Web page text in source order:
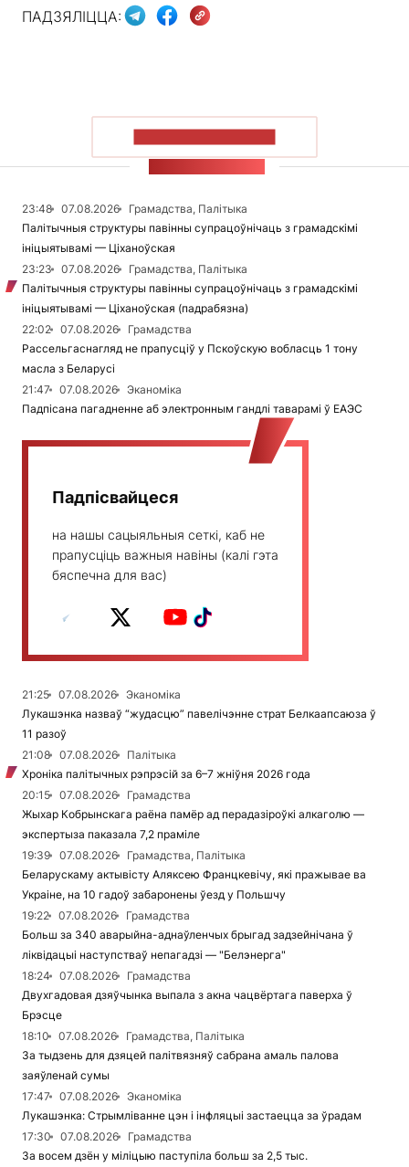
ПАДЗЯЛІЦЦА:
23:48 07.08.2026
Грамадства, Палітыка
Палітычныя структуры павінны супрацоўнічаць з грамадскімі
ініцыятывамі — Ціханоўская
23:23
07.08.2026
Грамадства, Палітыка
Палітычныя структуры павінны супрацоўнічаць з грамадскімі
ініцыятывамі — Ціханоўская (падрабязна)
22:02
07.08.2026
Грамадства
Рассельгаснагляд не прапусціў у Пскоўскую вобласць 1 тону
масла з Беларусі
21:47
07.08.2026
Эканоміка
Падпісана пагадненне аб электронным гандлі таварамі ў ЕАЭС
Падпісвайцеся
на нашы сацыяльныя сеткі, каб не
прапусціць важныя навіны (калі гэта
бяспечна для вас)
21:25 07.08.2026
Эканоміка
Лукашэнка назваў “жудасцю” павелічэнне страт Белкаапсаюза ў
11 разоў
21:08
07.08.2026
Палітыка
Хроніка палітычных рэпрэсій за 6–7 жніўня 2026 года
20:15
07.08.2026
Грамадства
Жыхар Кобрынскага раёна памёр ад перадазіроўкі алкаголю —
экспертыза паказала 7,2 праміле
19:39
07.08.2026
Грамадства, Палітыка
Беларускаму актывісту Аляксею Францкевічу, які пражывае ва
Украіне, на 10 гадоў забаронены ўезд у Польшчу
19:22
07.08.2026
Грамадства
Больш за 340 аварыйна-аднаўленчых брыгад задзейнічана ў
ліквідацыі наступстваў непагадзі — "Белэнерга"
18:24
07.08.2026
Грамадства
Двухгадовая дзяўчынка выпала з акна чацвёртага паверха ў
Брэсце
18:10
07.08.2026
Грамадства, Палітыка
За тыдзень для дзяцей палітвязняў сабрана амаль палова
заяўленай сумы
17:47
07.08.2026
Эканоміка
Лукашэнка: Стрымліванне цэн і інфляцыі застаецца за ўрадам
17:30
07.08.2026
Грамадства
За восем дзён у міліцыю паступіла больш за 2,5 тыс.